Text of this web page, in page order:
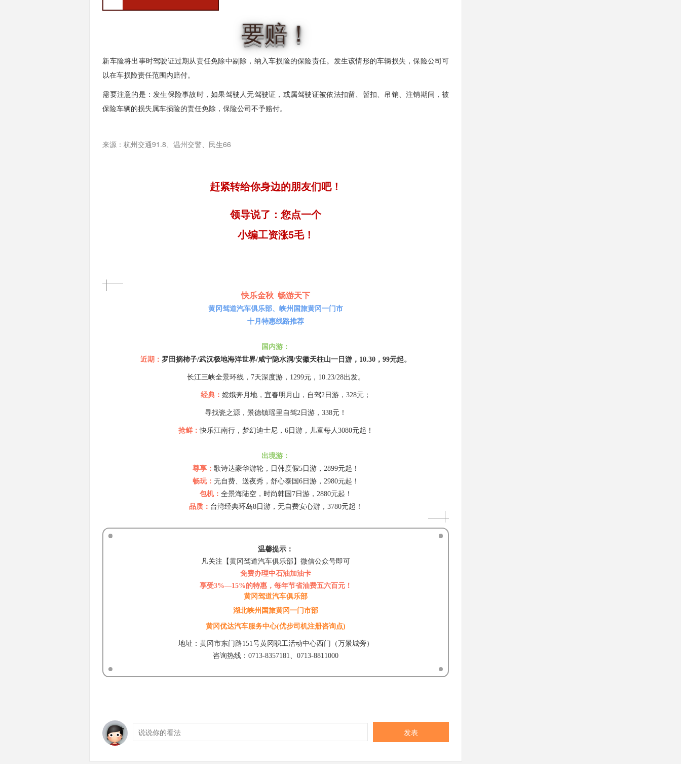
要赔！
新车险将出事时驾驶证过期从责任免除中剔除，纳入车损险的保险责任。发生该情形的车辆损失，保险公司可
以在车损险责任范围内赔付。
需要注意的是：发生保险事故时，如果驾驶人无驾驶证，或属驾驶证被依法扣留、暂扣、吊销、注销期间，被
保险车辆的损失属车损险的责任免除，保险公司不予赔付。
来源：杭州交通91.8、温州交警、民生66
赶紧转给你身边的朋友们吧！
领导说了：您点一个
小编工资涨5毛！
快乐金秋 畅游天下
黄冈驾道汽车俱乐部、峡州国旅黄冈一门市
十月特惠线路推荐
国内游：
近期： 罗田摘柿子/武汉极地海洋世界/咸宁隐水洞/安徽天柱山一日游，10.30，99元起。
长江三峡全景环线，7天深度游，1299元，10.23/28出发。
经典：嫦娥奔月地，宜春明月山，自驾2日游，328元；
寻找瓷之源，景德镇瑶里自驾2日游，338元！
抢鲜：快乐江南行，梦幻迪士尼，6日游，儿童每人3080元起！
出境游：
尊享： 歌诗达豪华游轮，日韩度假5日游，2899元起！
畅玩： 无自费、送夜秀，舒心泰国6日游，2980元起！
包机： 全景海陆空，时尚韩国7日游，2880元起！
品质： 台湾经典环岛8日游，无自费安心游，3780元起！
温馨提示：
凡关注【黄冈驾道汽车俱乐部】微信公众号即可
免费办理中石油加油卡
享受3%—15%的特惠，每年节省油费五六百元！
黄冈驾道汽车俱乐部
湖北峡州国旅黄冈一门市部
黄冈优达汽车服务中心(优步司机注册咨询点)
地址：黄冈市东门路151号黄冈职工活动中心西门（万景城旁）
咨询热线：0713-8357181、0713-8811000
发表